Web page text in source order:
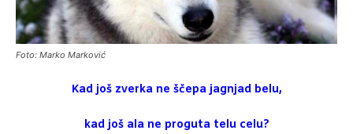
Foto: Marko Marković
Kad još zverka ne ščepa jagnjad belu,
kad još ala ne proguta telu celu?